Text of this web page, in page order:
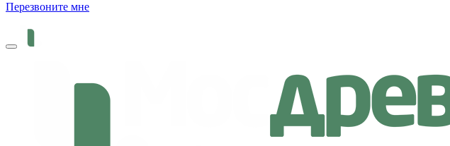
Перезвоните мне